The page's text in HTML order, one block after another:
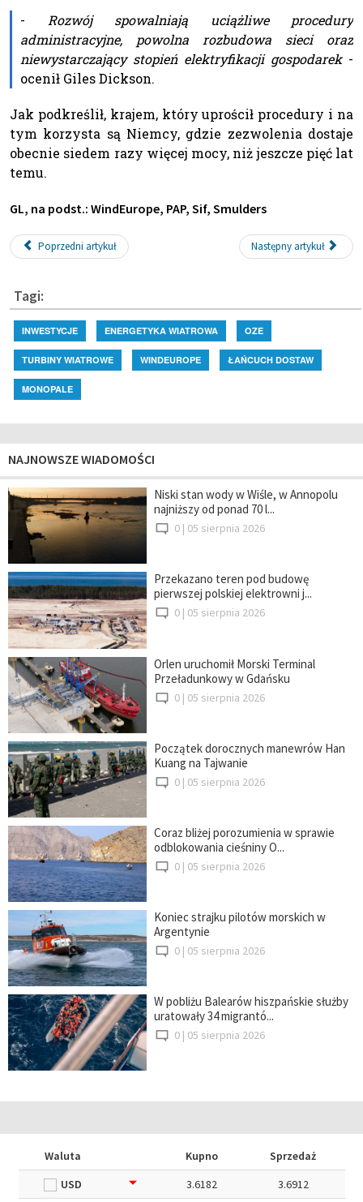
- Rozwój spowalniają uciążliwe procedury
administracyjne, powolna rozbudowa sieci oraz
niewystarczający stopień elektryfikacji gospodarek-
ocenił Giles Dickson.
Jak podkreślił, krajem, który uprościł procedury i na
tym korzysta są Niemcy, gdzie zezwolenia dostaje
obecnie siedem razy więcej mocy, niż jeszcze pięć lat
temu.
GL, na podst.: WindEurope, PAP, Sif, Smulders
Poprzedni artykuł Następny artykuł
Tagi:
INWESTYCJE ENERGETYKA WIATROWA OZE
TURBINY WIATROWE WINDEUROPE ŁAŃCUCH DOSTAW
MONOPALE
NAJNOWSZE WIADOMOŚCI
Niski stan wody w Wiśle, w Annopolu
najniższy od ponad 70 l...
0 | 05 sierpnia 2026
Przekazano teren pod budowę
pierwszej polskiej elektrowni j...
0 | 05 sierpnia 2026
Orlen uruchomił Morski Terminal
Przeładunkowy w Gdańsku
0 | 05 sierpnia 2026
Początek dorocznych manewrów Han
Kuang na Tajwanie
0 | 05 sierpnia 2026
Coraz bliżej porozumienia w sprawie
odblokowania cieśniny O...
0 | 05 sierpnia 2026
Koniec strajku pilotów morskich w
Argentynie
0 | 05 sierpnia 2026
W pobliżu Balearów hiszpańskie służby
uratowały 34 migrantó...
0 | 05 sierpnia 2026
Waluta Kupno
Sprzedaż
USD
3.6182
3.6912